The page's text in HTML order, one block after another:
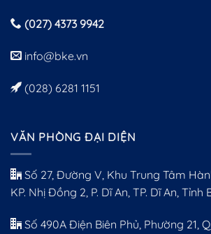
(027) 4373 9942
info@bke.vn
(028) 6281 1151
VĂN PHÒNG ĐẠI DIỆN
Số 27, Đường V, Khu Trung Tâm
KP. Nhị Đồng 2, P. Dĩ An, TP. Dĩ An, Tỉnh
Số 490A Điện Biên Phủ, Phường 21,